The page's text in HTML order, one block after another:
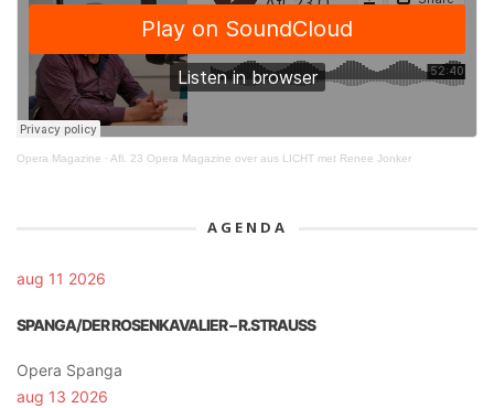
Opera Magazine · Afl. 23 Opera Magazine over aus LICHT met Renee Jonker
AGENDA
aug 11 2026
SPANGA/DER ROSENKAVALIER – R.STRAUSS
Opera Spanga
aug 13 2026